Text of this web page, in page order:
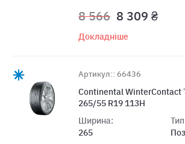
8 566 8 309 ₴
Докладніше
Артикул:: 66436
Continental WinterContact
265/55 R19 113H
Ширина:
265